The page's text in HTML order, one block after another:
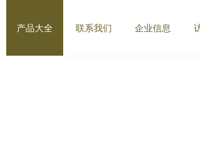
产品大全 联系我们 企业信息